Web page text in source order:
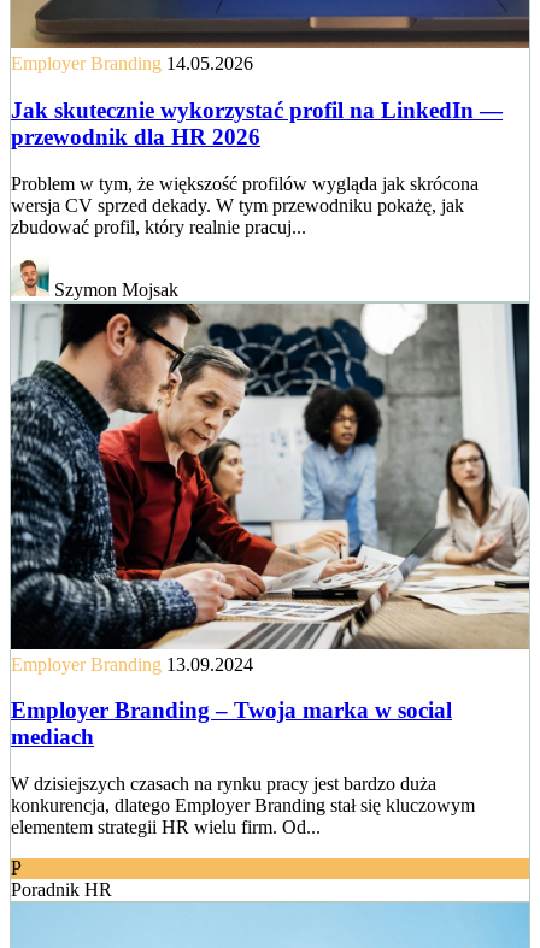
Employer Branding 14.05.2026
Jak skutecznie wykorzystać profil na LinkedIn —
przewodnik dla HR 2026
Problem w tym, że większość profilów wygląda jak skrócona
wersja CV sprzed dekady. W tym przewodniku pokażę, jak
zbudować profil, który realnie pracuj...
Szymon Mojsak
Employer Branding 13.09.2024
Employer Branding – Twoja marka w social
mediach
W dzisiejszych czasach na rynku pracy jest bardzo duża
konkurencja, dlatego Employer Branding stał się kluczowym
elementem strategii HR wielu firm. Od...
P
Poradnik HR